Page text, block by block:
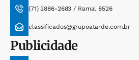
(71) 2886-2683 / Ramal 8526
classificados@grupoatarde.com.br
Publicidade